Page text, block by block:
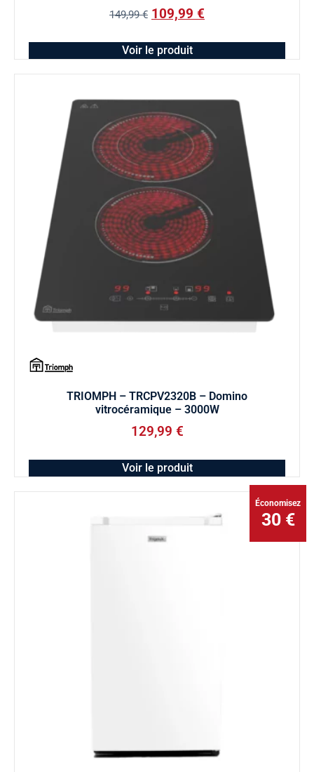
149,99€ 109,99 €
Voir le produit
TRIOMPH – TRCPV2320B – Domino
vitrocéramique – 3000W
129,99 €
Voir le produit
Économisez
30 €